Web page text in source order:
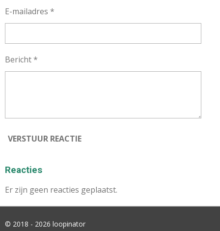
E-mailadres *
Bericht *
VERSTUUR REACTIE
Reacties
Er zijn geen reacties geplaatst.
© 2018 - 2026 loopinator